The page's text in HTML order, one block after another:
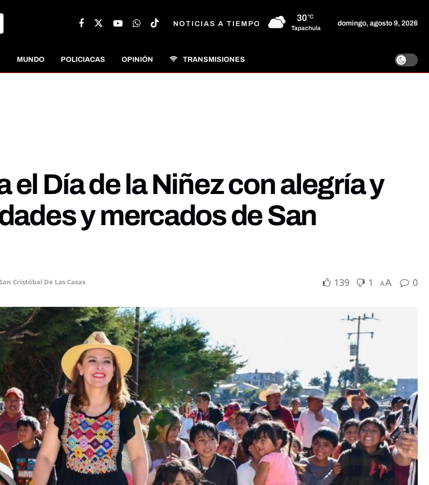
NOTICIAS A TIEMPO
30°C
Tapachula
domingo, agosto 9, 2026
MUNDO POLICIACAS OPINIÓN TRANSMISIONES
el Día de la Niñez con alegría y
y mercados de San
Cristóbal De Las Casas 139 1 AA 0